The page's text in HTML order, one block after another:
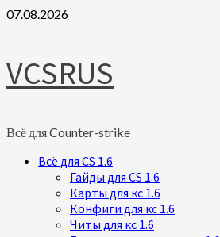
Skip
07.08.2026
VCSRUS
Всё для Counter-strike
PrimaryВсё для CS 1.6
Гайды для CS 1.6
Карты для кс 1.6
Конфиги для кс 1.6
Читы для кс 1.6